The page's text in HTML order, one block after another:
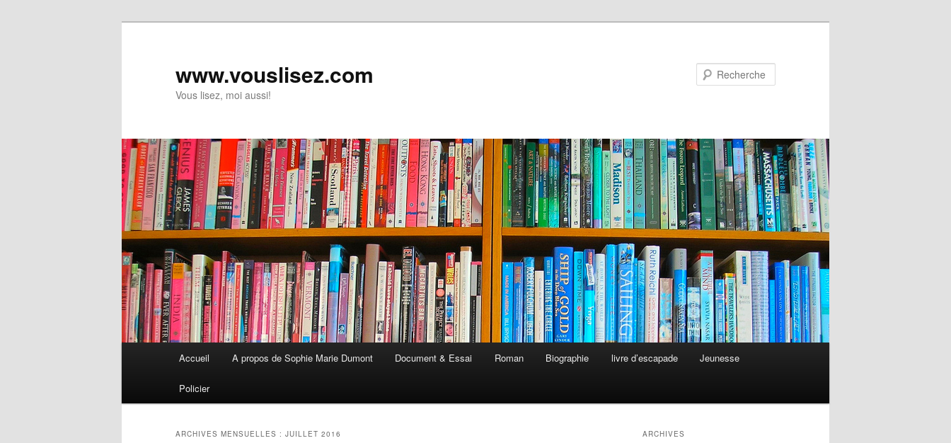
www.vouslisez.com
Vous lisez, moi aussi!
Aller
au
contenu
Aller
au
contenu
Accueil A propos de Sophie Marie Dumont Document & Essai Roman Biographie livre d’escapade Jeunesse
Policier
ARCHIVES MENSUELLES : JUILLET 2016 ARCHIVES